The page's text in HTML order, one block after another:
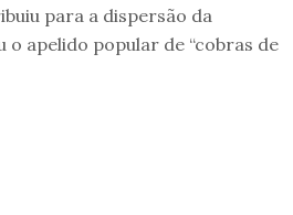
para a dispersão da
o apelido popular de “cobras de